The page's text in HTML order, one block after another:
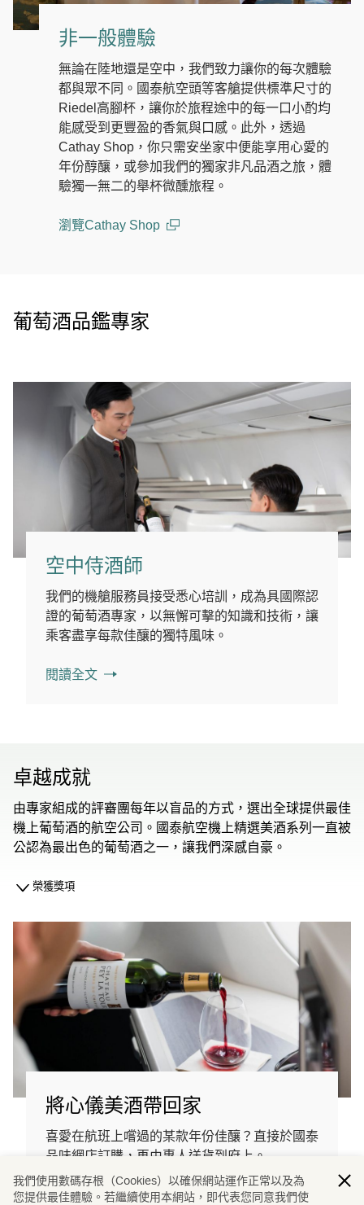
非一般體驗
無論在陸地還是空中，我們致力讓你的每次體驗
都與眾不同。國泰航空頭等客艙提供標準尺寸的
Riedel高腳杯，讓你於旅程途中的每一口小酌均
能感受到更豐盈的香氣與口感。此外，透過
Cathay Shop，你只需安坐家中便能享用心愛的
年份醇釀，或參加我們的獨家非凡品酒之旅，體
驗獨一無二的舉杯微醺旅程。
瀏覽Cathay Shop
葡萄酒品鑑專家
空中侍酒師
我們的機艙服務員接受悉心培訓，成為具國際認
證的葡萄酒專家，以無懈可擊的知識和技術，讓
乘客盡享每款佳釀的獨特風味。
閱讀全文
卓越成就
由專家組成的評審團每年以盲品的方式，選出全球提供最佳
機上葡萄酒的航空公司。國泰航空機上精選美酒系列一直被
公認為最出色的葡萄酒之一，讓我們深感自豪。
榮獲獎項
將心儀美酒帶回家
喜愛在航班上嚐過的某款年份佳釀？直接於國泰
品味網店訂購，再由專人送貨到府上。
我們使用數碼存根（Cookies）以確保網站運作正常以及為
您提供最佳體驗。若繼續使用本網站，即代表您同意我們使